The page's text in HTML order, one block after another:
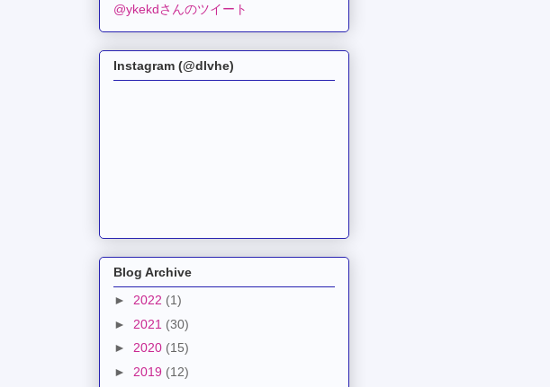
@ykekdさんのツイート
Instagram (@dlvhe)
Blog Archive
► 2022 (1)
► 2021 (30)
► 2020 (15)
► 2019 (12)